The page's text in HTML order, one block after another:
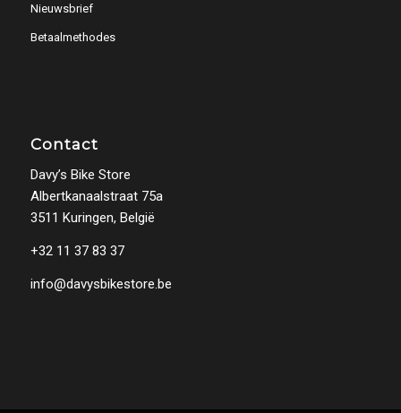
Nieuwsbrief
Betaalmethodes
Contact
Davy’s Bike Store
Albertkanaalstraat 75a
3511 Kuringen, België
+32 11 37 83 37
info@davysbikestore.be